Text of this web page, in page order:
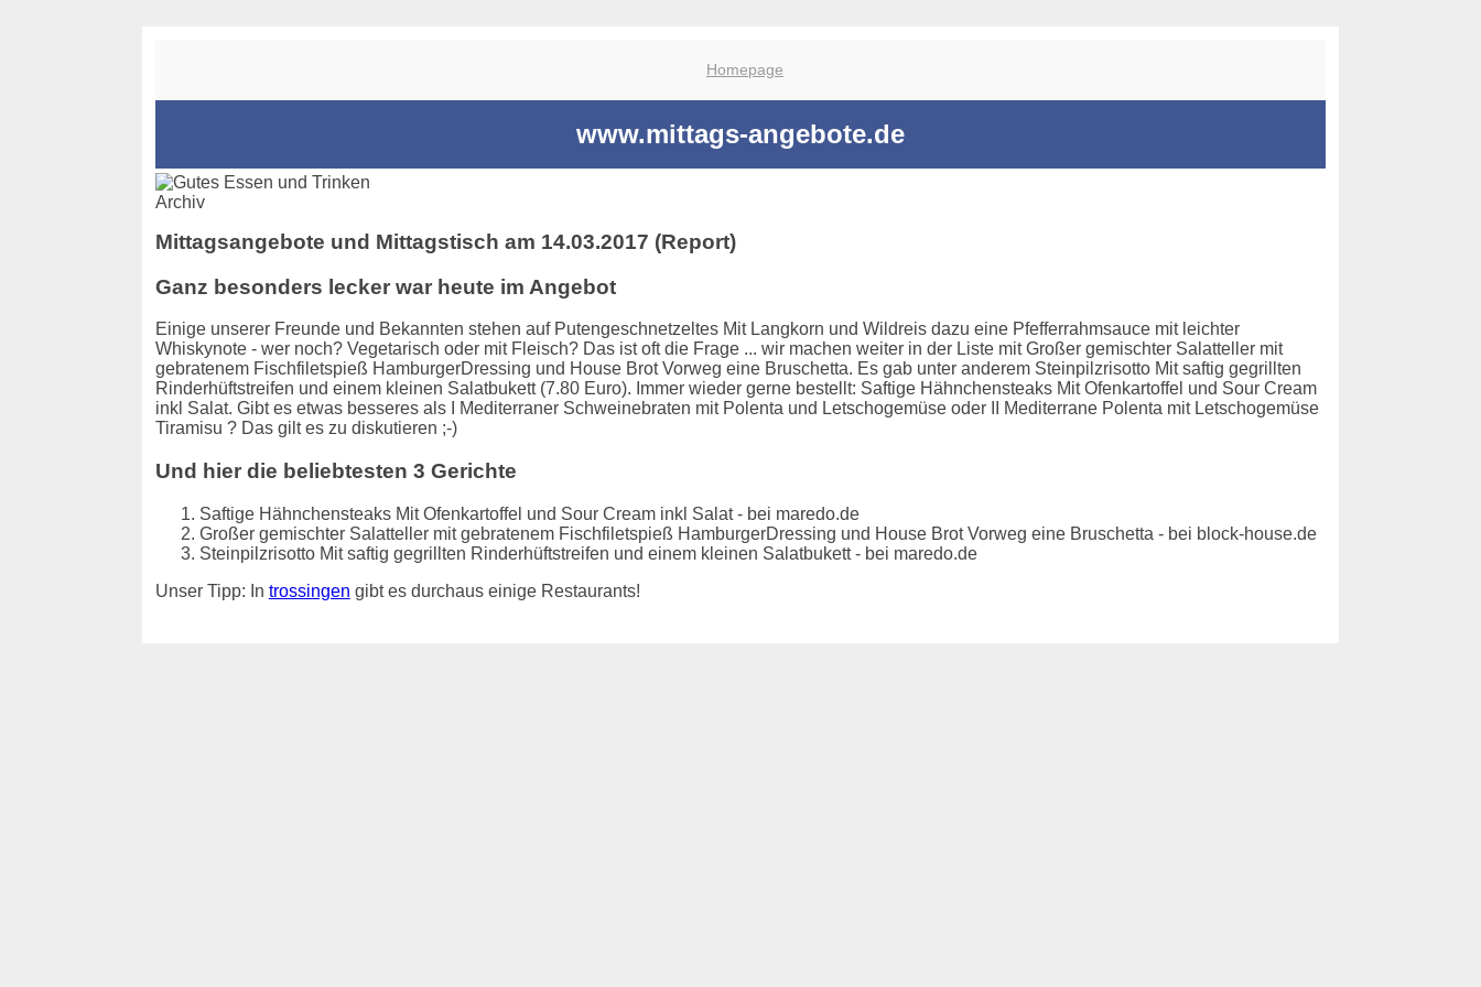
Homepage
www.mittags-angebote.de
Archiv
Mittagsangebote und Mittagstisch am 14.03.2017 (Report)
Ganz besonders lecker war heute im Angebot
Einige unserer Freunde und Bekannten stehen auf Putengeschnetzeltes Mit Langkorn und Wildreis dazu eine Pfefferrahmsauce mit leichter
Whiskynote - wer noch? Vegetarisch oder mit Fleisch? Das ist oft die Frage ... wir machen weiter in der Liste mit Großer gemischter Salatteller mit
gebratenem Fischfiletspieß HamburgerDressing und House Brot Vorweg eine Bruschetta. Es gab unter anderem Steinpilzrisotto Mit saftig gegrillten
Rinderhüftstreifen und einem kleinen Salatbukett (7.80 Euro). Immer wieder gerne bestellt: Saftige Hähnchensteaks Mit Ofenkartoffel und Sour Cream
inkl Salat. Gibt es etwas besseres als I Mediterraner Schweinebraten mit Polenta und Letschogemüse oder II Mediterrane Polenta mit Letschogemüse
Tiramisu ? Das gilt es zu diskutieren ;-)
Und hier die beliebtesten 3 Gerichte
Saftige Hähnchensteaks Mit Ofenkartoffel und Sour Cream inkl Salat - bei maredo.de
Großer gemischter Salatteller mit gebratenem Fischfiletspieß HamburgerDressing und House Brot Vorweg eine Bruschetta - bei block-house.de
Steinpilzrisotto Mit saftig gegrillten Rinderhüftstreifen und einem kleinen Salatbukett - bei maredo.de
Unser Tipp: In trossingen gibt es durchaus einige Restaurants!